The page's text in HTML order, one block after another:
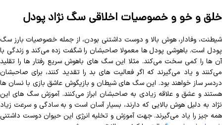
خلق و خو و خصوصیات اخلاقی سگ نژاد پودل
شیطنت، وفادار، هوش بالا و دوست داشتنی بودن، از جمله خصوصیات بارز سگ
پودل است. باهوشی پودل ها معمولا صاحبشان را شگفت زده می‌کند و زندگی با
آن ها را کمی سخت می‌کند. مثلا این سگ های باهوش سریع رفتار ها را تقلید
می‌کنند و یاد می‌گیرند که اگر فعالیت های بد را تقدید کنند، برای صاحبشان
دردسر ساز خواهند بود. این سگ های شیطان و بازیگوش عاشق بازی با نسان ها
هستند و عشق و علاقه زیادی به صاحبشان ابراز می‌کنند. آموزش سگ های این
نژاد به دلیل هوش بالایی که دارند، بسیار آسان است و به سادگی و سرعت زیاد
همه جیز را یاد می‌گیرند. جهت آموزش و تخلیه انرژی این حیوان دوست داشتنی